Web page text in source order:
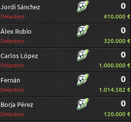
Jordi Sánchez
Delantero
0
410.000 €
Álex Rubio
Delantero
0
320.000 €
Carlos López
Delantero
0
1.000.000 €
Fernán
Delantero
0
1.014.582 €
Borja Pérez
Delantero
0
120.000 €